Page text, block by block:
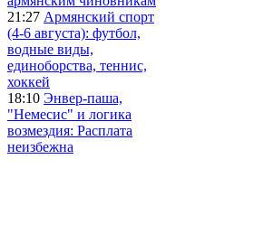
21:27 Армянский спорт
(4-6 августа): футбол,
водные виды,
единоборства, теннис,
хоккей
18:10 Энвер-паша,
"Немесис" и логика
возмездия: Расплата
неизбежна